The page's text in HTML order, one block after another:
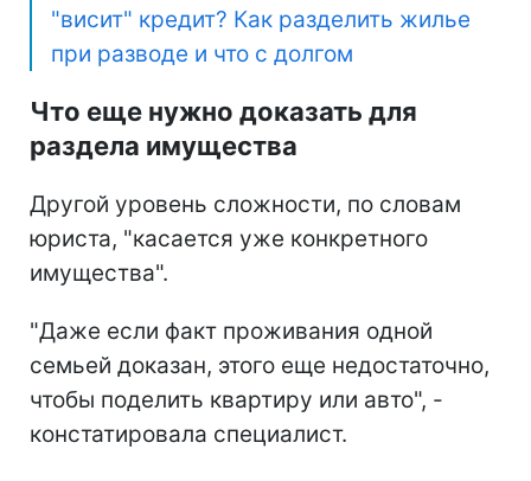
"висит" кредит? Как разделить жилье
при разводе и что с долгом
Что еще нужно доказать для
раздела имущества
Другой уровень сложности, по словам
юриста, "касается уже конкретного
имущества".
"Даже если факт проживания одной
семьей доказан, этого еще недостаточно,
чтобы поделить квартиру или авто", -
констатировала специалист.